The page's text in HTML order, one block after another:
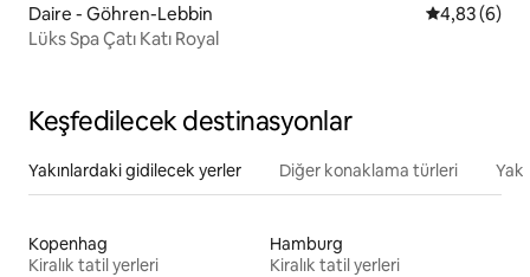
Daire - Göhren-Lebbin 5 üzerinden
4,83 (6)
Lüks Spa Çatı Katı Royal
Keşfedilecek destinasyonlar
Yakınlardaki gidilecek yerler Diğer konaklama türleri
Kopenhag
Kiralık tatil yerleri
Hamburg
Kiralık tatil yerleri